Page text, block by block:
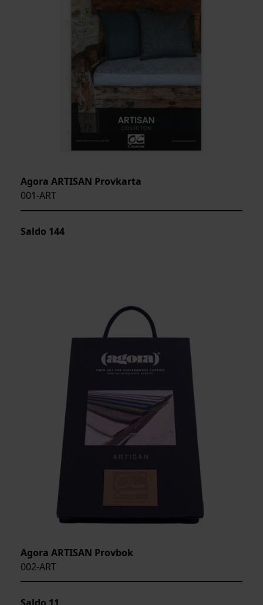
Agora ARTISAN Provkarta
001-ART
Saldo 144
Agora ARTISAN Provbok
002-ART
Saldo 11